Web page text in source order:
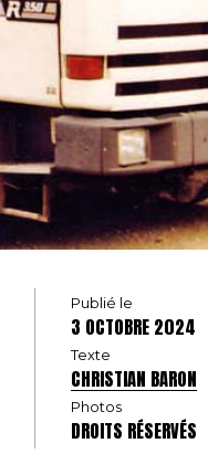
Publié le
3 OCTOBRE 2024
Texte
CHRISTIAN BARON
Photos
DROITS RÉSERVÉS